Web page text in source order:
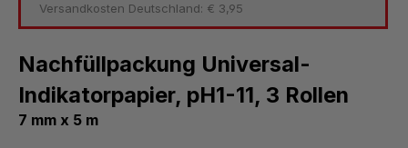
Versandkosten Deutschland: € 3,95
Nachfüllpackung Universal-
Indikatorpapier, pH1-11, 3 Rollen
7 mm x 5 m